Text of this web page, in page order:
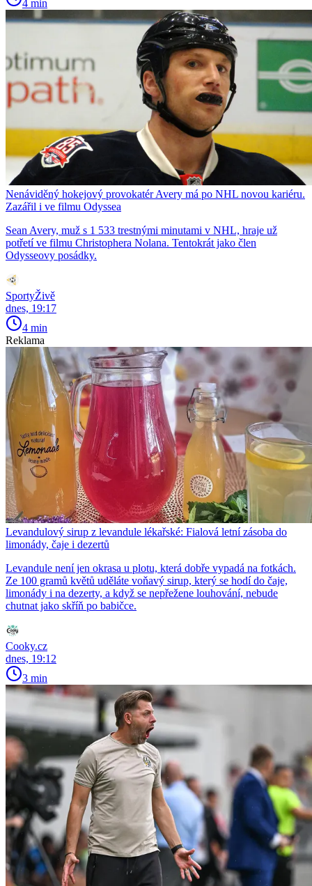
4 min
Nenáviděný hokejový provokatér Avery má po NHL novou kariéru.
Zazářil i ve filmu Odyssea
Sean Avery, muž s 1 533 trestnými minutami v NHL, hraje už
potřetí ve filmu Christophera Nolana. Tentokrát jako člen
Odysseovy posádky.
SportyŽivě
dnes, 19:17
4 min
Reklama
Levandulový sirup z levandule lékařské: Fialová letní zásoba do
limonády, čaje i dezertů
Levandule není jen okrasa u plotu, která dobře vypadá na fotkách.
Ze 100 gramů květů uděláte voňavý sirup, který se hodí do čaje,
limonády i na dezerty, a když se nepřežene louhování, nebude
chutnat jako skříň po babičce.
Cooky.cz
dnes, 19:12
3 min